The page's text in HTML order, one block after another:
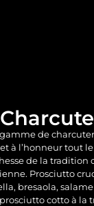
gamme de
à l’honneur tout
de la tradition
Prosciutto
bresaola,
cotto à la